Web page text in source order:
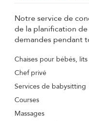
Notre service de
de la planification
demandes pendant
Chaises pour bébés,
Chef privé
Services de babysitting
Courses
Massages